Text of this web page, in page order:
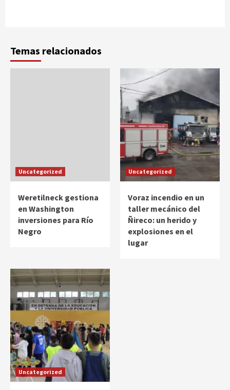
Temas relacionados
Uncategorized
Weretilneck gestiona
en Washington
inversiones para Río
Negro
Uncategorized
Voraz incendio en un
taller mecánico del
Ñireco: un herido y
explosiones en el
lugar
Uncategorized